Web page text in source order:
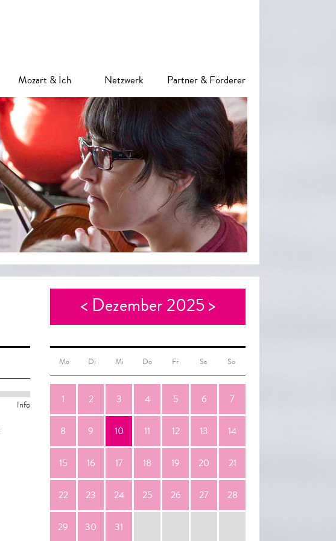
Mozart & Ich Netzwerk Partner & Förderer
Info
< Dezember 2025>
Mo Di Mi Do Fr Sa So
1 2 3 4 5 6 7
8 9 10 11 12 13 14
15 16 17 18 19 20 21
22 23 24 25 26 27 28
29 30 31